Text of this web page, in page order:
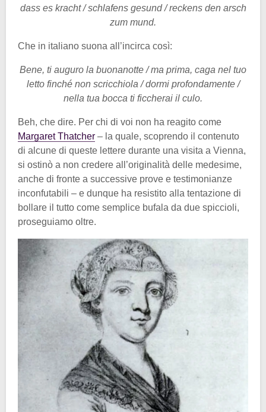
dass es kracht / schlafens gesund / reckens den arsch
zum mund.
Che in italiano suona all’incirca così:
Bene, ti auguro la buonanotte / ma prima, caga nel tuo
letto finché non scricchiola / dormi profondamente /
nella tua bocca ti ficcherai il culo.
Beh, che dire. Per chi di voi non ha reagito come
Margaret Thatcher – la quale, scoprendo il contenuto
di alcune di queste lettere durante una visita a Vienna,
si ostinò a non credere all’originalità delle medesime,
anche di fronte a successive prove e testimonianze
inconfutabili – e dunque ha resistito alla tentazione di
bollare il tutto come semplice bufala da due spiccioli,
proseguiamo oltre.